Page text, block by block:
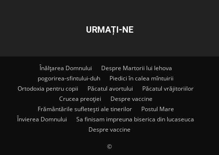
URMAȚI-NE
Înălțarea Domnului
Despre Martorii lui Iehova
pogorirea-sfintului-duh
Piedici în calea mîntuirii
Ortodoxia pentru copii
Păcatul avortului
Păcatul vrăjitoriilor
Crucea preoției
Despre vaccine
Frământările sufletești ale tinerilor
Postul Mare
Învierea Domnului
Sa finisam impreuna biserica din lucaseuca
Despre vaccine
©